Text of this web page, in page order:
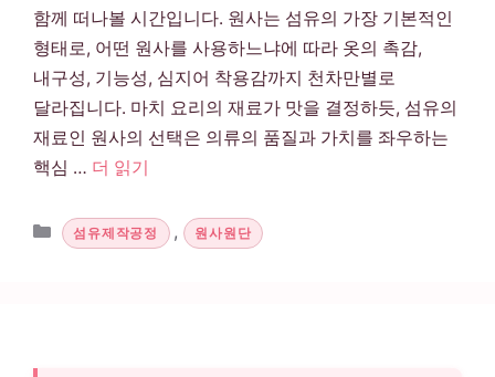
함께 떠나볼 시간입니다. 원사는 섬유의 가장 기본적인
형태로, 어떤 원사를 사용하느냐에 따라 옷의 촉감,
내구성, 기능성, 심지어 착용감까지 천차만별로
달라집니다. 마치 요리의 재료가 맛을 결정하듯, 섬유의
재료인 원사의 선택은 의류의 품질과 가치를 좌우하는
핵심 … 더 읽기
카테고리
섬유제작공정 , 원사원단